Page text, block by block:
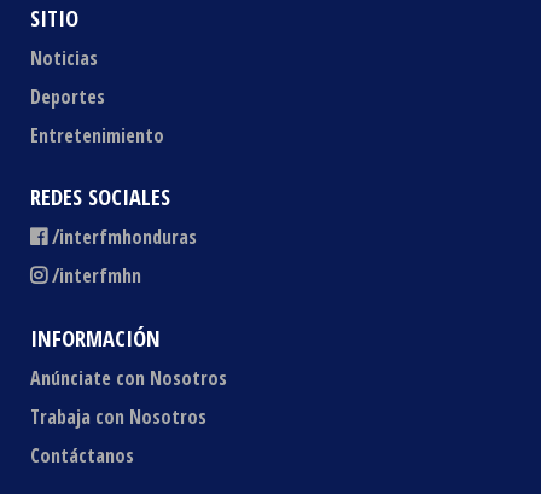
SITIO
Noticias
Deportes
Entretenimiento
REDES SOCIALES
/interfmhonduras
/interfmhn
INFORMACIÓN
Anúnciate con Nosotros
Trabaja con Nosotros
Contáctanos